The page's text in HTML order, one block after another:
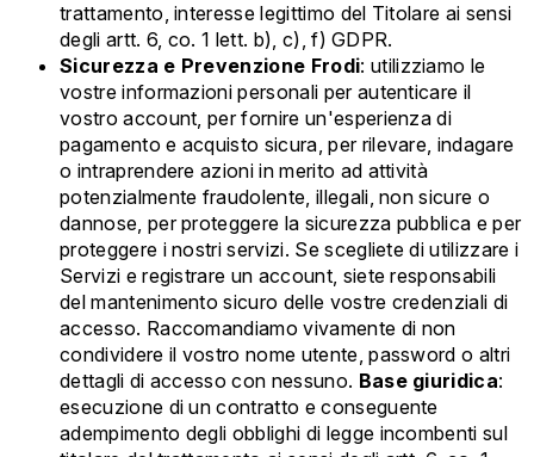
trattamento, interesse legittimo del Titolare ai sensi
degli artt. 6, co. 1 lett. b), c), f) GDPR.
Sicurezza e Prevenzione Frodi: utilizziamo le
vostre informazioni personali per autenticare il
vostro account, per fornire un'esperienza di
pagamento e acquisto sicura, per rilevare, indagare
o intraprendere azioni in merito ad attività
potenzialmente fraudolente, illegali, non sicure o
dannose, per proteggere la sicurezza pubblica e per
proteggere i nostri servizi. Se scegliete di utilizzare i
Servizi e registrare un account, siete responsabili
del mantenimento sicuro delle vostre credenziali di
accesso. Raccomandiamo vivamente di non
condividere il vostro nome utente, password o altri
dettagli di accesso con nessuno. Base giuridica:
esecuzione di un contratto e conseguente
adempimento degli obblighi di legge incombenti sul